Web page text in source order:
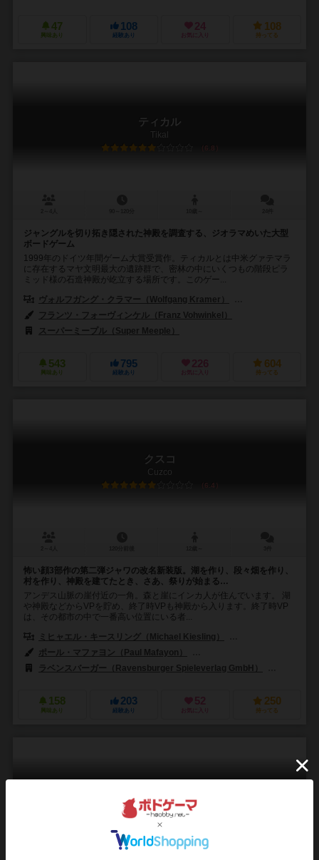
47
興味あり
108
経験あり
24
お気に入り
108
持ってる
ティカル
Tikal
6.8
ジャングルを切り拓き隠された神殿を調査する、ジオラマめいた大型
ボードゲーム
1999年のドイツ年間ゲーム大賞受賞作。ティカルとは中米グァテマラ
に存在するマヤ文明最大の遺跡群で、密林の中にいくつもの階段ピラ
ミッド様の石造神殿が屹立する場所です。このゲー...
ヴォルフガング・クラマー（Wolfgang Kramer）
フランツ・フォーヴィンケル（Franz Vohwinkel）
スーパーミープル（Super Meeple）
543
興味あり
795
経験あり
226
お気に入り
604
持ってる
クスコ
Cuzco
6.4
怖い顔3部作の第二弾ジャワの改名新装版。湖を作り、段々畑を作り、
村を作り、神殿を建てたとき、さあ、祭りが始まる…
アンデス山脈の崖付近の一角。森と崖にインカ人が住んでいます。 湖
や神殿などからVPを貯め、終了時VPも神殿から入ります。終了時VP
は、その都市の中で一番高い位置にいる者...
ミヒャエル・キースリング（Michael Kiesling）
ポール・マファヨン（Paul Mafayon）
ラベンスバーガー（Ravensburger Spieleverlag GmbH）
158
興味あり
203
経験あり
52
お気に入り
250
持ってる
ビルトゥ
Virtù